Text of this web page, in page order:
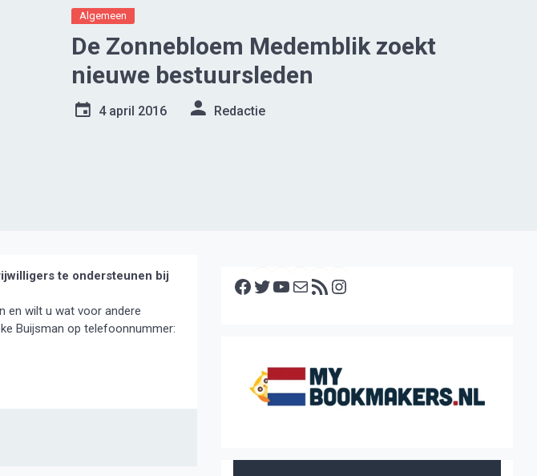
Algemeen
De Zonnebloem Medemblik zoekt
nieuwe bestuursleden
4 april 2016 Redactie
te ondersteunen bij
en wilt u wat voor andere
Buijsman op telefoonnummer:
Facebook Twitter YouTube E-mail RSS feed